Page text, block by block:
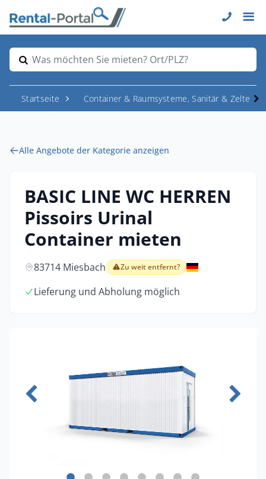
Was möchten Sie mieten? Ort/PLZ?
Startseite Container & Raumsysteme, Sanitär & Zelte
Alle Angebote der Kategorie anzeigen
BASIC LINE WC HERREN
Pissoirs Urinal
Container mieten
83714 Miesbach Zu weit entfernt?
Lieferung und Abholung möglich